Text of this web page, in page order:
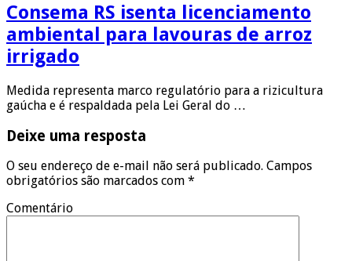
Consema RS isenta licenciamento
ambiental para lavouras de arroz
irrigado
Medida representa marco regulatório para a rizicultura
gaúcha e é respaldada pela Lei Geral do …
Deixe uma resposta
O seu endereço de e-mail não será publicado. Campos
obrigatórios são marcados com *
Comentário